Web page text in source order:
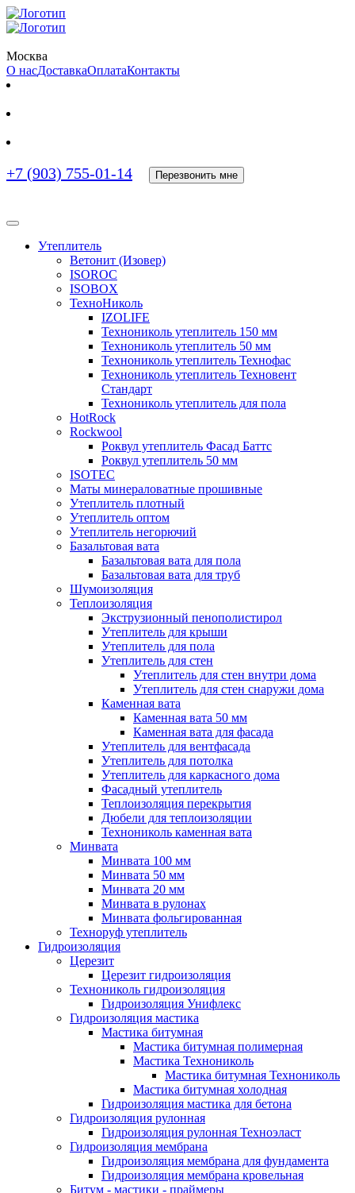
Москва
О насДоставкаОплатаКонтакты
+7 (903) 755-01-14 Перезвонить мне
Утеплитель
Ветонит (Изовер)
ISOROC
ISOBOX
ТехноНиколь
IZOLIFE
Технониколь утеплитель 150 мм
Технониколь утеплитель 50 мм
Технониколь утеплитель Технофас
Технониколь утеплитель Техновент
Стандарт
Технониколь утеплитель для пола
HotRock
Rockwool
Роквул утеплитель Фасад Баттс
Роквул утеплитель 50 мм
ISOTEC
Маты минераловатные прошивные
Утеплитель плотный
Утеплитель оптом
Утеплитель негорючий
Базальтовая вата
Базальтовая вата для пола
Базальтовая вата для труб
Шумоизоляция
Теплоизоляция
Экструзионный пенополистирол
Утеплитель для крыши
Утеплитель для пола
Утеплитель для стен
Утеплитель для стен внутри дома
Утеплитель для стен снаружи дома
Каменная вата
Каменная вата 50 мм
Каменная вата для фасада
Утеплитель для вентфасада
Утеплитель для потолка
Утеплитель для каркасного дома
Фасадный утеплитель
Теплоизоляция перекрытия
Дюбели для теплоизоляции
Технониколь каменная вата
Минвата
Минвата 100 мм
Минвата 50 мм
Минвата 20 мм
Минвата в рулонах
Минвата фольгированная
Техноруф утеплитель
Гидроизоляция
Церезит
Церезит гидроизоляция
Технониколь гидроизоляция
Гидроизоляция Унифлекс
Гидроизоляция мастика
Мастика битумная
Мастика битумная полимерная
Мастика Технониколь
Мастика битумная Технониколь
Мастика битумная холодная
Гидроизоляция мастика для бетона
Гидроизоляция рулонная
Гидроизоляция рулонная Техноэласт
Гидроизоляция мембрана
Гидроизоляция мембрана для фундамента
Гидроизоляция мембрана кровельная
Битум - мастики - праймеры